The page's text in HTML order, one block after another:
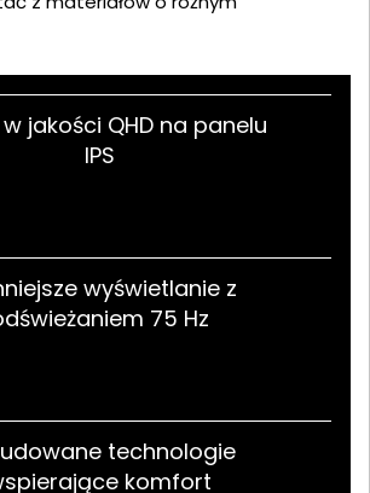
jakości QHD na panelu
IPS
wyświetlanie z
75 Hz
technologie
komfort